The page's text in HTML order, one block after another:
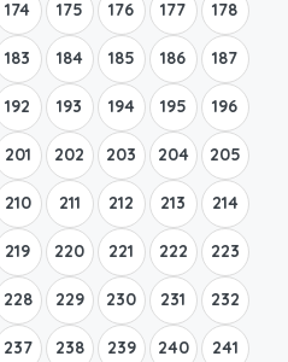
174 175 176 177 178
183 184 185 186 187
192 193 194 195 196
201 202 203 204 205
210 211 212 213 214
219 220 221 222 223
228 229 230 231 232
237 238 239 240 241